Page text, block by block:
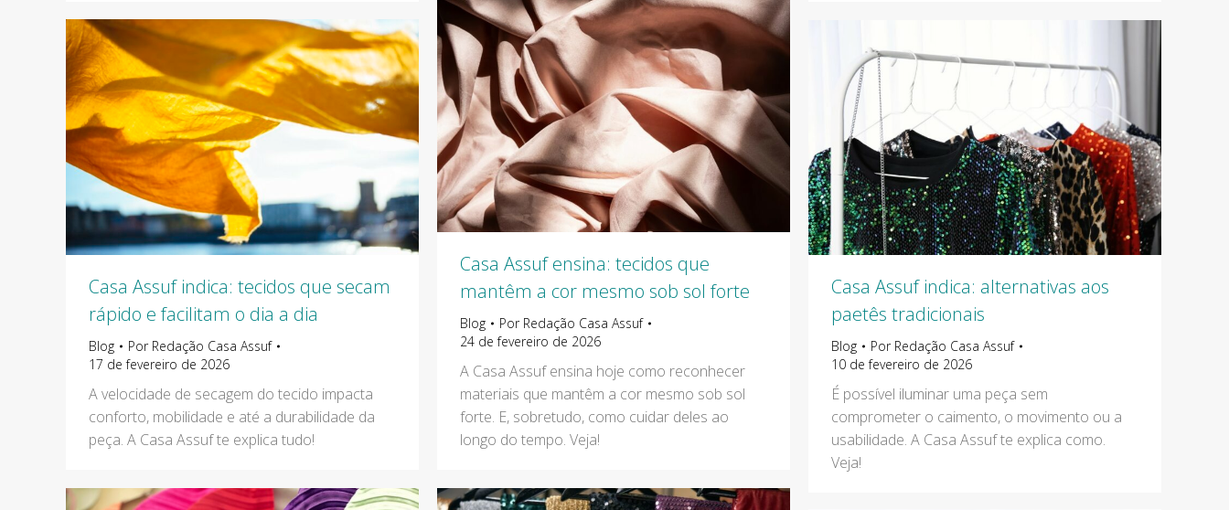
Casa Assuf ensina: tecidos que
mantêm a cor mesmo sob sol forte
Blog Por Redação Casa Assuf
24 de fevereiro de 2026
A Casa Assuf ensina hoje como reconhecer
materiais que mantêm a cor mesmo sob sol
forte. E, sobretudo, como cuidar deles ao
longo do tempo. Veja!
Casa Assuf indica: tecidos que secam
rápido e facilitam o dia a dia
Blog Por Redação Casa Assuf
17 de fevereiro de 2026
A velocidade de secagem do tecido impacta
conforto, mobilidade e até a durabilidade da
peça. A Casa Assuf te explica tudo!
Casa Assuf indica: alternativas aos
paetês tradicionais
Blog Por Redação Casa Assuf
10 de fevereiro de 2026
É possível iluminar uma peça sem
comprometer o caimento, o movimento ou a
usabilidade. A Casa Assuf te explica como.
Veja!